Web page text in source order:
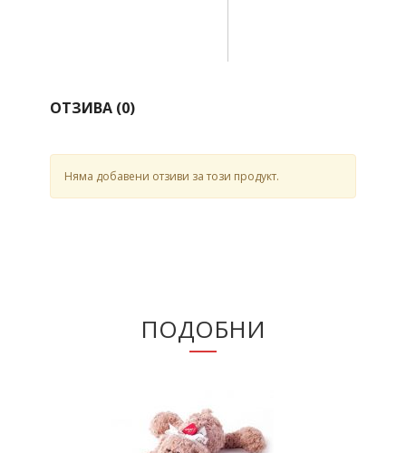
ОТЗИВА (0)
Няма добавени отзиви за този продукт.
ПОДОБНИ